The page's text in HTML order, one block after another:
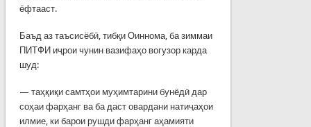
ёфтааст.
Баъд аз таъсисёбӣ, тибқи Оиннома, ба зиммаи
ПИТФИ иҷрои чунин вазифаҳо вогузор карда
шуд:
— таҳқиқи самтҳои муҳимтарини бунёдӣ дар
соҳаи фарҳанг ва ба даст овардани натиҷаҳои
илмие, ки барои рушди фарҳанг аҳамияти